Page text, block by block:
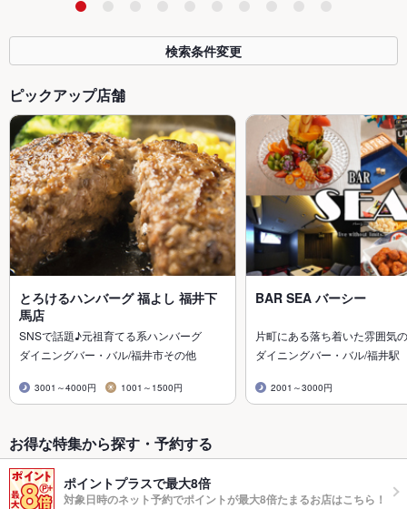
検索条件変更
ピックアップ店舗
とろけるハンバーグ 福よし 福井下
馬店
SNSで話題♪元祖育てる系ハンバーグ
ダイニングバー・バル/福井市その他
3001～4000円 1001～1500円
BAR SEA バーシー
片町にある落ち着いた雰囲気
ダイニングバー・バル/福井駅
2001～3000円
お得な特集から探す・予約する
ポイントプラスで最大8倍
対象日時のネット予約でポイントが最大8倍たまるお店はこちら！